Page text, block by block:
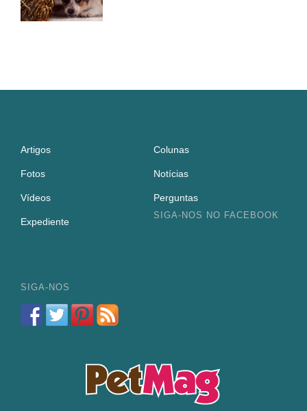
Artigos Colunas
Fotos Notícias
Vídeos Perguntas
Expediente
SIGA-NOS NO FACEBOOK
SIGA-NOS